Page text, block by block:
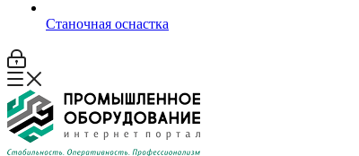
Станочная оснастка